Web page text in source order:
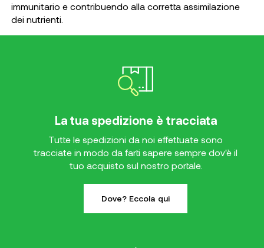
immunitario e contribuendo alla corretta assimilazione
dei nutrienti.
La tua spedizione è tracciata
Tutte le spedizioni da noi effettuate sono
tracciate in modo da farti sapere sempre dov'è il
tuo acquisto sul nostro portale.
Dove? Eccola qui